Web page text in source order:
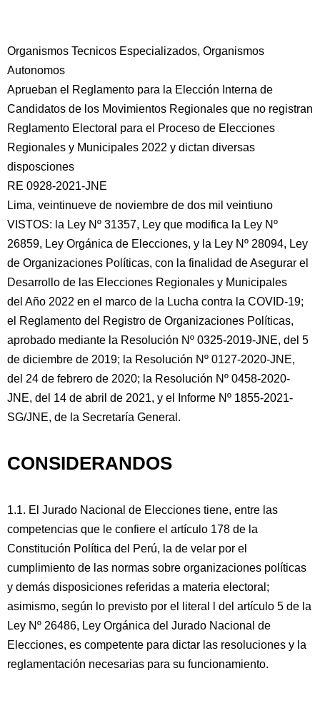
Organismos Tecnicos Especializados, Organismos
Autonomos
Aprueban el Reglamento para la Elección Interna de
Candidatos de los Movimientos Regionales que no registran
Reglamento Electoral para el Proceso de Elecciones
Regionales y Municipales 2022 y dictan diversas
disposciones
RE 0928-2021-JNE
Lima, veintinueve de noviembre de dos mil veintiuno
VISTOS: la Ley Nº 31357, Ley que modifica la Ley Nº
26859, Ley Orgánica de Elecciones, y la Ley Nº 28094, Ley
de Organizaciones Políticas, con la finalidad de Asegurar el
Desarrollo de las Elecciones Regionales y Municipales
del Año 2022 en el marco de la Lucha contra la COVID-19;
el Reglamento del Registro de Organizaciones Políticas,
aprobado mediante la Resolución Nº 0325-2019-JNE, del 5
de diciembre de 2019; la Resolución Nº 0127-2020-JNE,
del 24 de febrero de 2020; la Resolución Nº 0458-2020-
JNE, del 14 de abril de 2021, y el Informe Nº 1855-2021-
SG/JNE, de la Secretaría General.
CONSIDERANDOS
1.1. El Jurado Nacional de Elecciones tiene, entre las
competencias que le confiere el artículo 178 de la
Constitución Política del Perú, la de velar por el
cumplimiento de las normas sobre organizaciones políticas
y demás disposiciones referidas a materia electoral;
asimismo, según lo previsto por el literal l del artículo 5 de la
Ley Nº 26486, Ley Orgánica del Jurado Nacional de
Elecciones, es competente para dictar las resoluciones y la
reglamentación necesarias para su funcionamiento.